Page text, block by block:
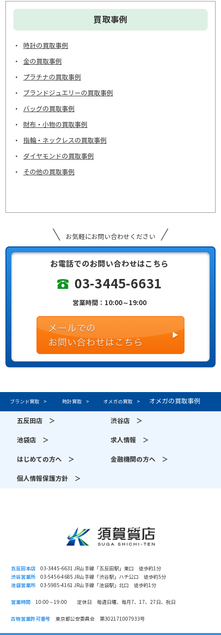
買取事例
時計の買取事例
金の買取事例
プラチナの買取事例
ブランドジュエリーの買取事例
バッグの買取事例
財布・小物の買取事例
指輪・ネックレスの買取事例
ダイヤモンドの買取事例
その他の買取事例
お気軽にお問い合わせください
お電話でのお問い合わせはこちら
03-3445-6631
営業時間：10:00～19:00
ブランド買取 時計買取 オメガの買取 オメガの買取事例
五反田店 ＞ 渋谷店 ＞
池袋店 ＞ 求人情報 ＞
はじめての方へ ＞ 金融機関の方へ ＞
個人情報保護方針 ＞
五反田本店 03-3445-6631 JR山手線「五反田駅」東口 徒歩約1分
渋谷営業所 03-5456-4685 JR山手線「渋谷駅」ハチ公口 徒歩約5分
池袋営業所 03-5985-4161 JR山手線「池袋駅」北口 徒歩約1分
営業時間 10:00～19:00 定休日 毎週日曜、毎月7、17、27日、祝日
古物営業許可番号 東京都公安委員会 第302171007933号